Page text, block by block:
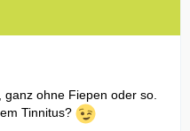
ohne Fiepen oder so.
Tinnitus?